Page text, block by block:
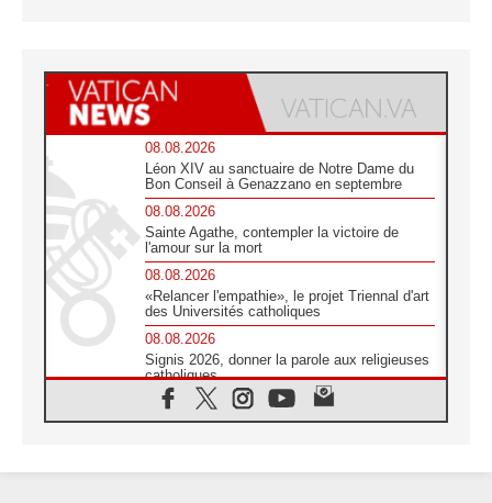
08.08.2026
Léon XIV au sanctuaire de Notre Dame du
Bon Conseil à Genazzano en septembre
08.08.2026
Sainte Agathe, contempler la victoire de
l'amour sur la mort
08.08.2026
«Relancer l'empathie», le projet Triennal d'art
des Universités catholiques
08.08.2026
Signis 2026, donner la parole aux religieuses
catholiques
08.08.2026
Au Bangladesh, l'Église accompagne les